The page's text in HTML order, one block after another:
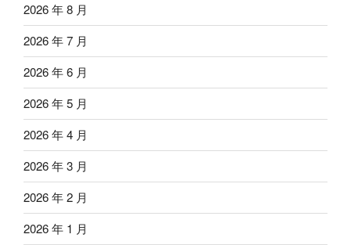
2026 年 8 月
2026 年 7 月
2026 年 6 月
2026 年 5 月
2026 年 4 月
2026 年 3 月
2026 年 2 月
2026 年 1 月